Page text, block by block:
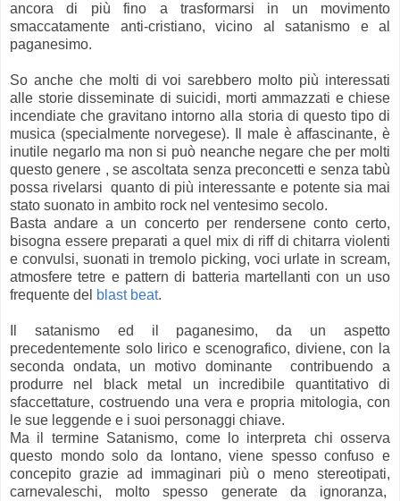
ancora di più fino a trasformarsi in un movimento
smaccatamente anti-cristiano, vicino al satanismo e al
paganesimo.
So anche che molti di voi sarebbero molto più interessati
alle storie disseminate di suicidi, morti ammazzati e chiese
incendiate che gravitano intorno alla storia di questo tipo di
musica (specialmente norvegese). Il male è affascinante, è
inutile negarlo ma non si può neanche negare che per molti
questo genere , se ascoltata senza preconcetti e senza tabù
possa rivelarsi quanto di più interessante e potente sia mai
stato suonato in ambito rock nel ventesimo secolo.
Basta andare a un concerto per rendersene conto certo,
bisogna essere preparati a quel mix di riff di chitarra violenti
e convulsi, suonati in tremolo picking, voci urlate in scream,
atmosfere tetre e pattern di batteria martellanti con un uso
frequente del blast beat.
Il satanismo ed il paganesimo, da un aspetto
precedentemente solo lirico e scenografico, diviene, con la
seconda ondata, un motivo dominante contribuendo a
produrre nel black metal un incredibile quantitativo di
sfaccettature, costruendo una vera e propria mitologia, con
le sue leggende e i suoi personaggi chiave.
Ma il termine Satanismo, come lo interpreta chi osserva
questo mondo solo da lontano, viene spesso confuso e
concepito grazie ad immaginari più o meno stereotipati,
carnevaleschi, molto spesso generate da ignoranza,